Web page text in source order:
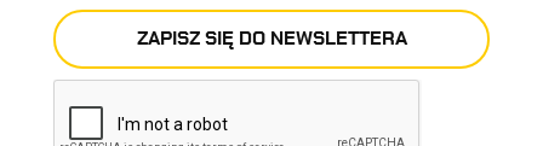
ZAPISZ SIĘ DO NEWSLETTERA